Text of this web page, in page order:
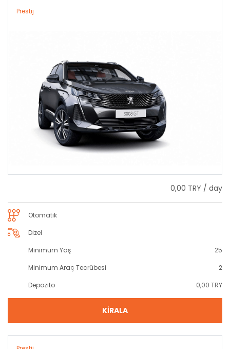
Prestij
0,00 TRY / day
Otomatik
Dizel
Minimum Yaş
25
Minimum Araç Tecrübesi
2
Depozito
0,00 TRY
KİRALA